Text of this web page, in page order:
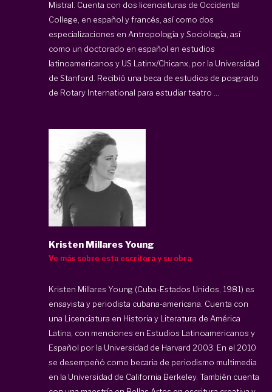
Mistral. Cuenta con dos licenciaturas de Occidental
College, en español y francés, así como dos
especializaciones en Antropología y Sociología, así
como un doctorado en español en estudios
latinoamericanos y US Latinx/Chicanx, por la Universidad
de Stanford. Recibió una beca de estudios de posgrado
de Rotary International para estudiar teatro ...
Kristen Millares Young
Ve más sobre esta escritora y su obra
Kristen Millares Young (Cuba-Estados Unidos, 1981) es
ensayista y periodista cubana-americana. Cuenta con
una Licenciatura en Historia y Literatura de América
Latina, con menciones en Estudios Latinoamericanos y
Español por la Universidad de Harvard 2003. En el 2010
se desempeñó como becaria de periodismo multimedia
en la Universidad de California Berkeley. También cuenta